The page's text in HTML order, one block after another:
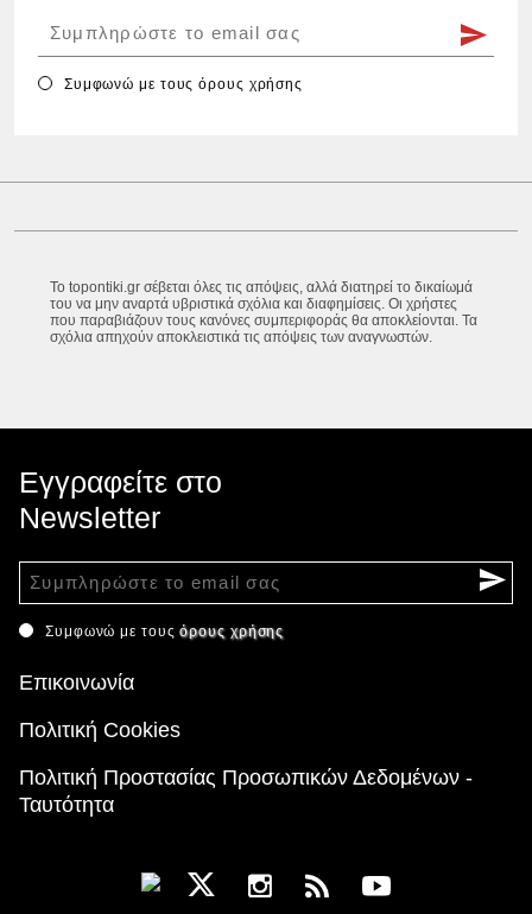
Συμφωνώ με τουςόρους χρήσης
Το topontiki.gr σέβεται όλες τις απόψεις, αλλά διατηρεί το δικαίωμά
του να μην αναρτά υβριστικά σχόλια και διαφημίσεις. Οι χρήστες
που παραβιάζουν τους κανόνες συμπεριφοράς θα αποκλείονται. Τα
σχόλια απηχούν αποκλειστικά τις απόψεις των αναγνωστών.
Εγγραφείτε στο
Newsletter
Συμφωνώ με τουςόρους χρήσης
Επικοινωνία
Πολιτική Cookies
Πολιτική Προστασίας Προσωπικών Δεδομένων -
Ταυτότητα